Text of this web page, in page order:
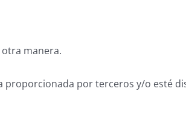
manera.
por terceros y/o esté